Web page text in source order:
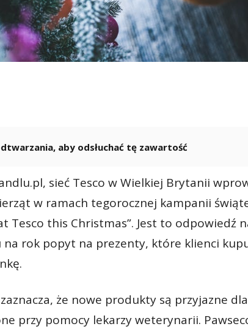
aby odsłuchać tę zawartość
sieć Tesco w Wielkiej Brytanii
w ramach tegorocznej kampanii
Tesco this Christmas”. Jest to odpowiedź
na rok popyt na prezenty, które klienci
że nowe produkty są przyjazne
przy pomocy lekarzy weterynarii.